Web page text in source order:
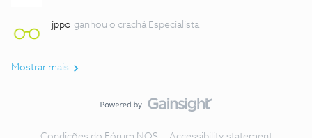
jppo ganhou o crachá Especialista
Mostrar mais